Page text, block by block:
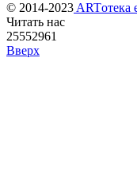
© 2014-2023ARTотека
Читать нас
25552961
Вверх